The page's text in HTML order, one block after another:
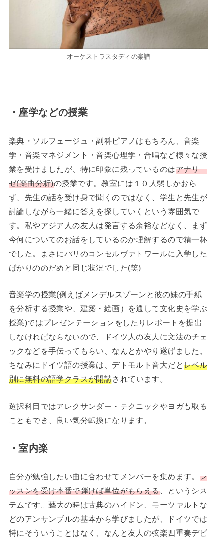
オーケストラスタディの楽譜
・座学などの授業
楽典・ソルフェージュ・副科ピアノはもちろん、音楽
学・音楽マネジメント・音楽心理学・合唱など様々な授
業を受けましたが、特に印象に残っているのはアナリー
ゼ(楽曲分析)の授業です。教室には１０人弱しかおら
ず、先生の話を受け身で聞くのではなく、学生と先生が
討論しながら一緒に答えを探していくという雰囲気で
す。私やアジア人の友人は発言する余裕などなく、まず
今何についてのお話をしているのか理解するので精一杯
でした。まさにパリのコンセルヴァトワールに入学した
ばかりののだめと同じ状況でした(笑)
音楽学の授業(例えばメンデルスゾーンと彼の妹の手紙
を分析する授業や、建築・絵画）を通して文化史を学ぶ
授業)ではプレゼンテーションをしたりレポートを提出
しなければならないので、ドイツ人の友人に文法のチェ
ックなどを手伝ってもらい、なんとかやり遂げました。
ちなみにドイツ語の授業は、デトモルト音大だとレベル
別に無料の語学クラスが開講されています。
選択科目ではアレクサンダー・テクニックやヨガも取る
こともでき、良い気分転換になります。
・室内楽
自分が勉強したい曲に合わせてメンバーを集めます。 レ
ッスンを受け本番で弾けば単位がもらえる、というシス
テムです。藝大の時は古典のハイドン、モーツァルトな
どのアンサンブルの基本から学びましたが、ドイツでは
特にそういうことはなく、なんと友人の弦楽四重奏デビ